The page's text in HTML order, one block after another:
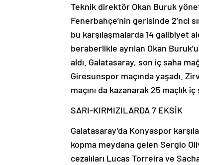
Teknik direktör Okan Buruk
Fenerbahçe’nin gerisinde 2’nci
bu karşılaşmalarda 14 galibiyet
beraberlikle ayrılan Okan
aldı. Galatasaray, son iç saha
Giresunspor maçında yaşadı.
maçını da kazanarak 25
SARI-KIRMIZILARDA 7 EKSİK
Galatasaray’da Konyaspor
kopma meydana gelen Sergio
cezalıları Lucas Torreira ve